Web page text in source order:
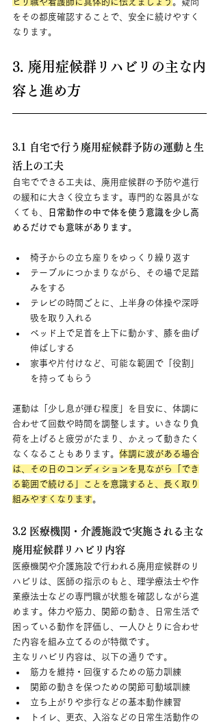
をその都度確認することで、安全に続けやすく
なります。
3. 廃用症候群リハビリの主な内
容と進め方
3.1 自宅で行う廃用症候群予防の運動と生
活上の工夫
自宅でできる工夫は、廃用症候群の予防や進行
の緩和に大きく役立ちます。専門的な器具がな
くても、
日常動作の中で体を使う意識を少し高
めるだけでも意味があります。
椅子からの立ち座りをゆっくり繰り返す
テーブルにつかまりながら、その場で足踏
みをする
テレビの時間ごとに、上半身の体操や深呼
吸を取り入れる
ベッド上で足首を上下に動かす、膝を曲げ
伸ばしする
家事や片付けなど、可能な範囲で「役割」
を持ってもらう
運動は「少し息が弾む程度」を目安に、体調に
合わせて回数や時間を調整します。いきなり負
荷を上げると疲労がたまり、かえって動きたく
なくなることもあります。 体調に波がある場合
は、その日のコンディションを見ながら「でき
る範囲で続ける」ことを意識すると、長く取り
組みやすくなります。
3.2 医療機関・介護施設で実施される主な
廃用症候群リハビリ内容
医療機関や介護施設で行われる廃用症候群のリ
ハビリは、医師の指示のもと、理学療法士や作
業療法士などの専門職が状態を確認しながら進
めます。体力や筋力、関節の動き、日常生活で
困っている動作を評価し、一人ひとりに合わせ
た内容を組み立てるのが特徴です。
主なリハビリ内容は、以下の通りです。
筋力を維持・回復するための筋力訓練
関節の動きを保つための関節可動域訓練
立ち上がりや歩行などの基本動作練習
トイレ、更衣、入浴などの日常生活動作の